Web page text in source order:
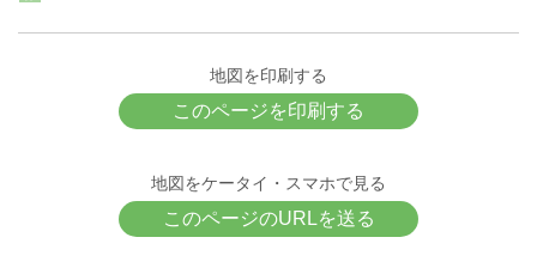
地図を印刷する
このページを印刷する
地図をケータイ・スマホで見る
このページのURLを送る